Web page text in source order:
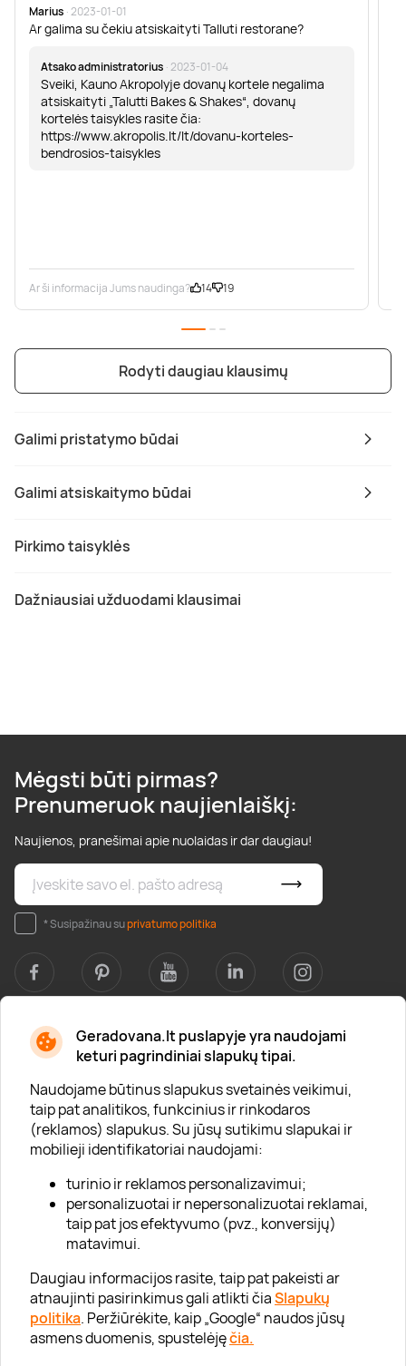
Geradovana.lt puslapyje yra naudojami
keturi pagrindiniai slapukų tipai.
Naudojame būtinus slapukus svetainės veikimui,
taip pat analitikos, funkcinius ir rinkodaros
(reklamos) slapukus. Su jūsų sutikimu slapukai ir
mobilieji identifikatoriai naudojami:
turinio ir reklamos personalizavimui;
personalizuotai ir nepersonalizuotai reklamai,
taip pat jos efektyvumo (pvz., konversijų)
matavimui.
Daugiau informacijos rasite, taip pat pakeisti ar
atnaujinti pasirinkimus gali atlikti čiaSlapukų
politika. Peržiūrėkite, kaip „Google“ naudos jūsų
asmens duomenis, spustelėjęčia.
Galimi pristatymo būdai
Galimi atsiskaitymo būdai
Pirkimo taisyklės
Dažniausiai užduodami klausimai
Marius · 2023-01-01
Ar galima su čekiu atsiskaityti Talluti restorane?
Atsako administratorius · 2023-01-04
Sveiki, Kauno Akropolyje dovanų kortele negalima
atsiskaityti „Talutti Bakes & Shakes“, dovanų
kortelės taisykles rasite čia:
https://www.akropolis.lt/lt/dovanu-korteles-
bendrosios-taisykles
Ar ši informacija Jums naudinga? 14 19
Rodyti daugiau klausimų
Mėgsti būti pirmas?
Prenumeruok naujienlaiškį:
Naujienos, pranešimai apie nuolaidas ir dar daugiau!
* Susipažinau suprivatumo politika
Apie mus
Apie „Gera Dovana“
Lojalumo klubas
Karjera
Visi partneriai
Kontaktai
Tinklaraštis
Informacija